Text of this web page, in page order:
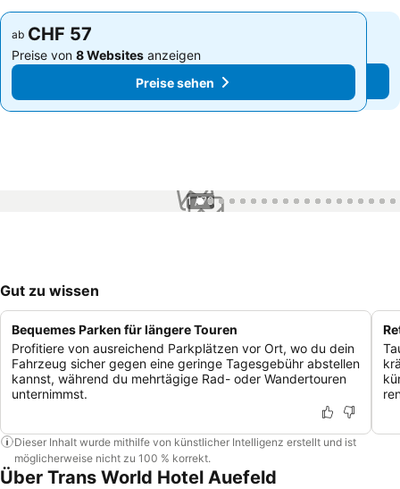
ab CHF 57
Preise von 8 Websitesanzeigen
Preise sehen
ab CHF 57
Preise von 8 Websites anzeigen
Preise sehen
1 / 70
Gut zu wissen
Bequemes Parken für längere Touren
Profitiere von ausreichend Parkplätzen vor Ort, wo du dein
Fahrzeug sicher gegen eine geringe Tagesgebühr abstellen
kannst, während du mehrtägige Rad- oder Wandertouren
unternimmst.
Dieser Inhalt wurde mithilfe von künstlicher Intelligenz erstellt und ist
möglicherweise nicht zu 100 % korrekt.
Über Trans World Hotel Auefeld